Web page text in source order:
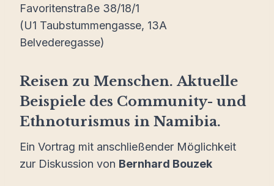
Favoritenstraße 38/18/1
(U1 Taubstummengasse, 13A
Belvederegasse)
Reisen zu Menschen. Aktuelle
Beispiele des Community- und
Ethnoturismus in Namibia.
Ein Vortrag mit anschließender Möglichkeit
zur Diskussion von Bernhard Bouzek